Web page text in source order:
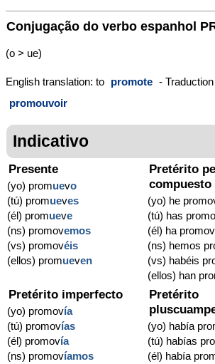
Conjugação do verbo espanhol
(o > ue)
English translation: to promote -
promouvoir
Indicativo
Presente
(yo) promuevo
(tú) promueves
(él) promueve
(ns) promovemos
(vs) promovéis
(ellos) promueven
Pretérito
compuesto
(yo) he
(tú) has
(él) ha promov
(ns) hemos
(vs) habéis
(ellos) han
Pretérito imperfecto
(yo) promovía
(tú) promovías
(él) promovía
(ns) promovíamos
Pretérito
(yo) había
(tú) habías
(él) había